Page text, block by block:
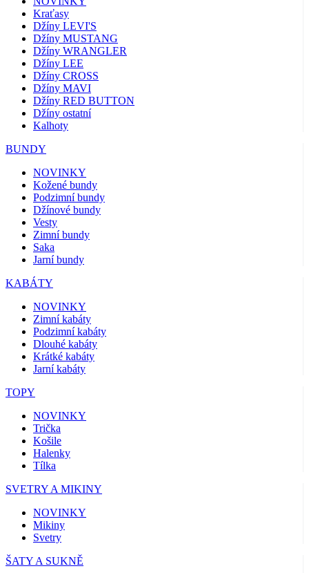
Kraťasy
Džíny LEVI'S
Džíny MUSTANG
Džíny WRANGLER
Džíny LEE
Džíny CROSS
Džíny MAVI
Džíny RED BUTTON
Džíny ostatní
Kalhoty
BUNDY
NOVINKY
Kožené bundy
Podzimní bundy
Džínové bundy
Vesty
Zimní bundy
Saka
Jarní bundy
KABÁTY
NOVINKY
Zimní kabáty
Podzimní kabáty
Dlouhé kabáty
Krátké kabáty
Jarní kabáty
TOPY
NOVINKY
Trička
Košile
Halenky
Tílka
SVETRY A MIKINY
NOVINKY
Mikiny
Svetry
ŠATY A SUKNĚ